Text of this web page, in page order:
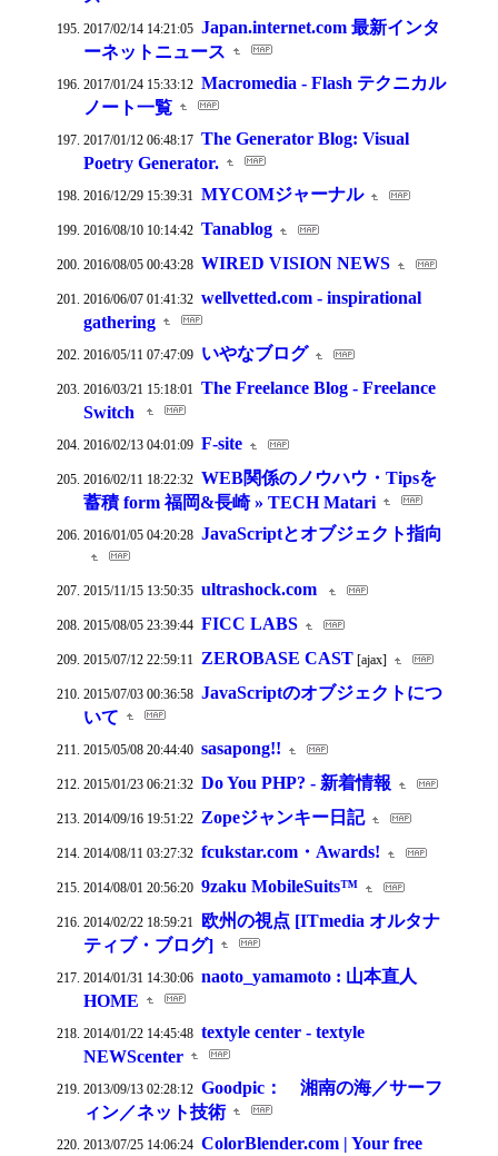
2017/02/14 14:21:05 Japan.internet.com 最新インタ
ーネットニュース
2017/01/24 15:33:12 Macromedia - Flash テクニカル
ノート一覧
2017/01/12 06:48:17 The Generator Blog: Visual
Poetry Generator.
2016/12/29 15:39:31 MYCOMジャーナル
2016/08/10 10:14:42 Tanablog
2016/08/05 00:43:28 WIRED VISION NEWS
2016/06/07 01:41:32 wellvetted.com - inspirational
gathering
2016/05/11 07:47:09 いやなブログ
2016/03/21 15:18:01 The Freelance Blog - Freelance
Switch
2016/02/13 04:01:09 F-site
2016/02/11 18:22:32 WEB関係のノウハウ・Tipsを
蓄積 form 福岡&長崎 » TECH Matari
2016/01/05 04:20:28 JavaScriptとオブジェクト指向
2015/11/15 13:50:35 ultrashock.com
2015/08/05 23:39:44 FICC LABS
2015/07/12 22:59:11 ZEROBASE CAST [ajax]
2015/07/03 00:36:58 JavaScriptのオブジェクトにつ
いて
2015/05/08 20:44:40 sasapong!!
2015/01/23 06:21:32 Do You PHP? - 新着情報
2014/09/16 19:51:22 Zopeジャンキー日記
2014/08/11 03:27:32 fcukstar.com・Awards!
2014/08/01 20:56:20 9zaku MobileSuits™
2014/02/22 18:59:21 欧州の視点 [ITmedia オルタナ
ティブ・ブログ]
2014/01/31 14:30:06 naoto_yamamoto : 山本直人
HOME
2014/01/22 14:45:48 textyle center - textyle
NEWScenter
2013/09/13 02:28:12 Goodpic： 湘南の海／サーフ
ィン／ネット技術
2013/07/25 14:06:24 ColorBlender.com | Your free